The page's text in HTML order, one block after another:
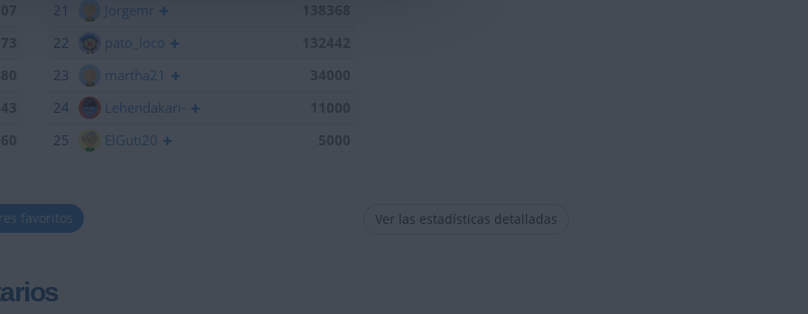
21
Jorgemr
22
pato_loco
23
martha21
24
Lehendakari-
25
ElGuti20
favoritos Ver las estadísticas detalladas